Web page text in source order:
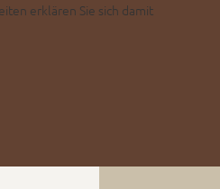
erklären Sie sich damit